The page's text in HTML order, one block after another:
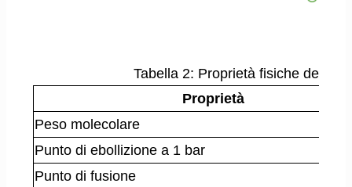
Tabella 2: Proprietà fisiche del
Proprietà
Peso molecolare
Punto di ebollizione a 1 bar
Punto di fusione